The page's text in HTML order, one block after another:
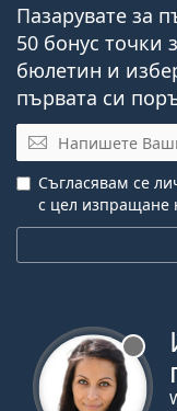
Пазарувате за
50 бонус точки
бюлетин и
първата си
Имейл
Съгласявам се
с цел изпращане